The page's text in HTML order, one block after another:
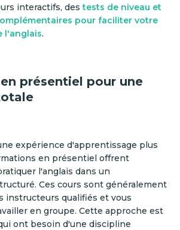
interactifs, destests de niveau et
pour faciliter votre
l'anglais.
présentiel pour une
expérience d'apprentissage plus
en présentiel offrent
l'anglais dans un
Ces cours sont généralement
instructeurs qualifiés et vous
en groupe. Cette approche est
ont besoin d'une discipline